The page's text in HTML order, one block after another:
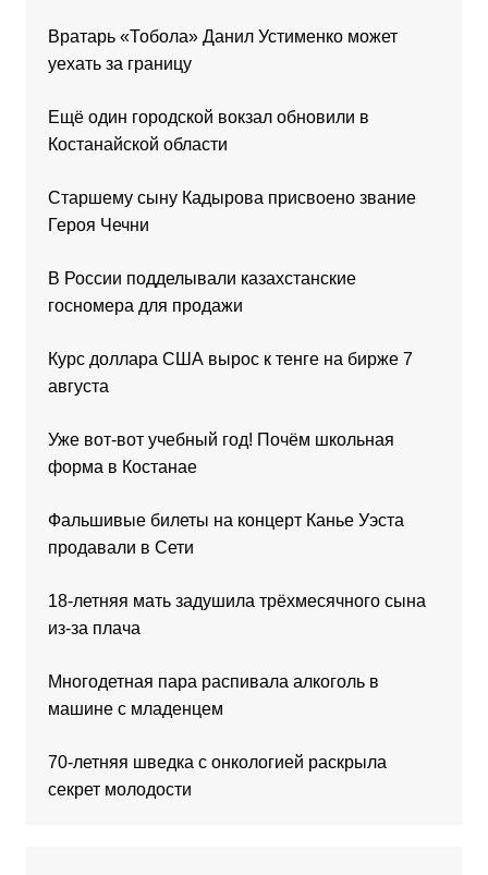
Вратарь «Тобола» Данил Устименко может
уехать за границу
Ещё один городской вокзал обновили в
Костанайской области
Старшему сыну Кадырова присвоено звание
Героя Чечни
В России подделывали казахстанские
госномера для продажи
Курс доллара США вырос к тенге на бирже 7
августа
Уже вот-вот учебный год! Почём школьная
форма в Костанае
Фальшивые билеты на концерт Канье Уэста
продавали в Сети
18-летняя мать задушила трёхмесячного сына
из-за плача
Многодетная пара распивала алкоголь в
машине с младенцем
70-летняя шведка с онкологией раскрыла
секрет молодости